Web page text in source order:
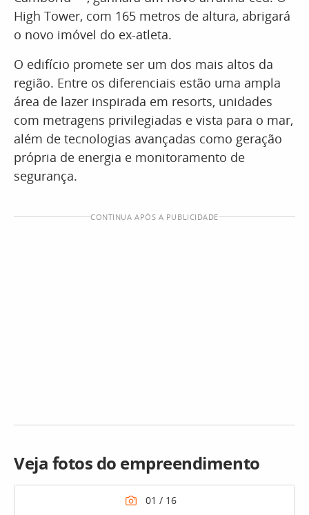
High Tower, com 165 metros de altura, abrigará
o novo imóvel do ex-atleta.
O edifício promete ser um dos mais altos da
região. Entre os diferenciais estão uma ampla
área de lazer inspirada em resorts, unidades
com metragens privilegiadas e vista para o mar,
além de tecnologias avançadas como geração
própria de energia e monitoramento de
segurança.
CONTINUA APÓS A PUBLICIDADE
Veja fotos do empreendimento